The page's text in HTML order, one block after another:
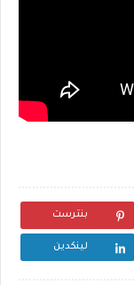
بنترست
لينكدين